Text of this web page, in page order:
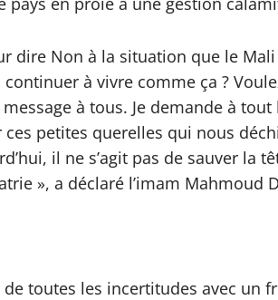
dire Non à la situation que le
à vivre comme ça ?
à tous. Je demande à
petites querelles qui nous
il ne s’agit pas de sauver la
», a déclaré l’imam Mahmoud
de toutes les incertitudes avec un